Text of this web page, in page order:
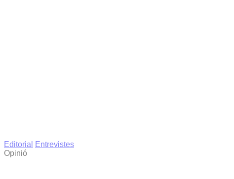
Editorial
Entrevistes
Opinió